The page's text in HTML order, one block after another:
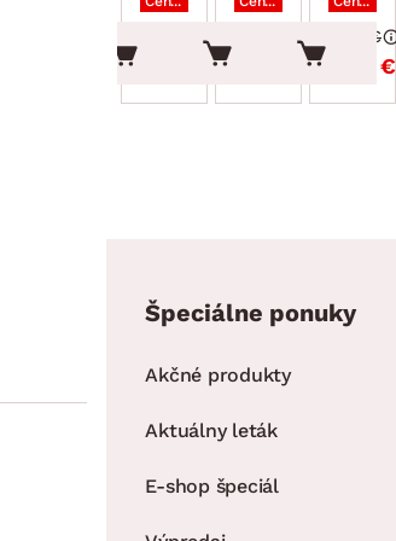
2.88 €
3.39 €
Špeciálne ponuky
Akčné produkty
Aktuálny leták
E-shop špeciál